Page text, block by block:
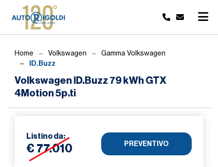
Volkswagen ID.Buzz 79 kWh GTX
4Motion 5p.ti
Home Volkswagen Gamma Volkswagen
ID.Buzz
Listino da:
€ 77.010 PREVENTIVO